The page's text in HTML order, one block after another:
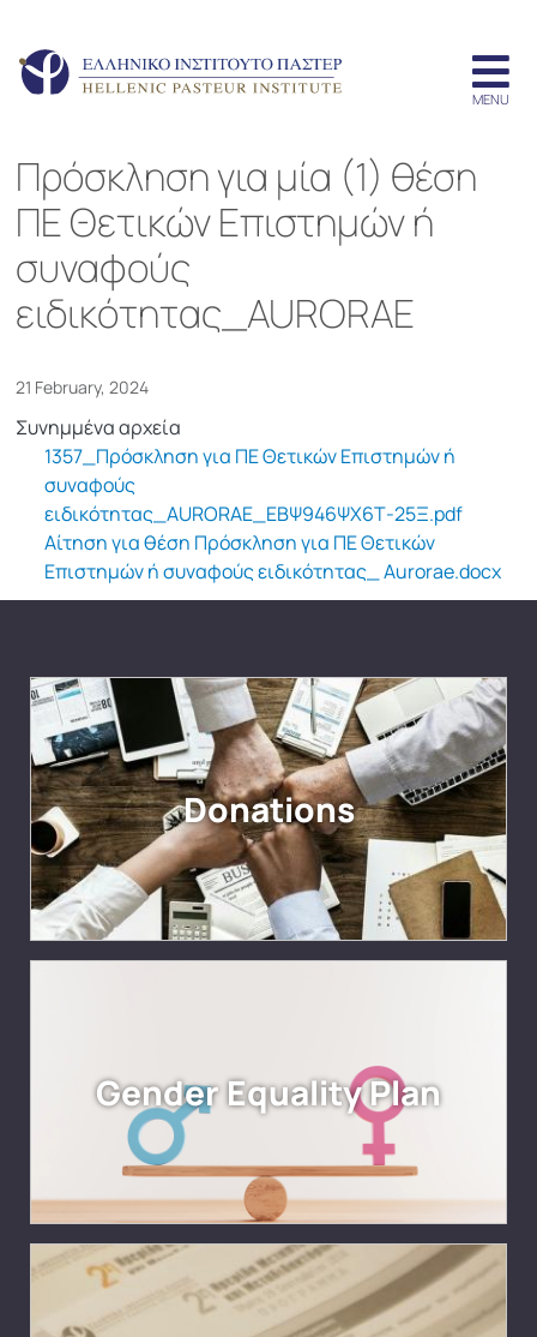
Πρόσκληση για μία (1) θέση
ΠΕ Θετικών Επιστημών ή
συναφούς
ειδικότητας_AURORAE
21 February, 2024
Συνημμένα αρχεία
1357_Πρόσκληση για ΠΕ Θετικών Επιστημών ή
συναφούς
ειδικότητας_AURORAE_ΕΒΨ946ΨΧ6Τ-25Ξ.pdf
Αίτηση για θέση Πρόσκληση για ΠΕ Θετικών
Επιστημών ή συναφούς ειδικότητας_ Aurorae.docx
Donations
Gender Equality Plan